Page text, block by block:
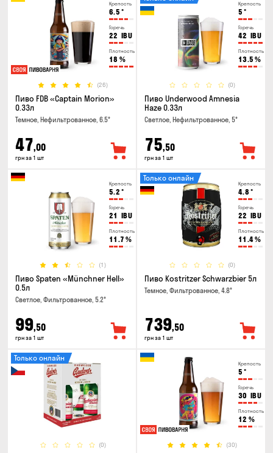
Крепость
6.5 °
Горечь
22 IBU
Плотность
18 %
(26)
Пиво FDB «Captain Morion»
0.33л
Темное, Нефильтрованное, 6.5°
47,00
грн за 1 шт
Крепость
5 °
Горечь
42 IBU
Плотность
13.5 %
(0)
Пиво Underwood Amnesia
Haze 0.33л
Светлое, Нефильтрованное, 5°
75,50
грн за 1 шт
Крепость
5.2 °
Горечь
21 IBU
Плотность
11.7 %
(1)
Пиво Spaten «Münchner Hell»
0.5л
Светлое, Фильтрованное, 5.2°
99,50
грн за 1 шт
Крепость
4.8 °
Горечь
22 IBU
Плотность
11.4%
(0)
Только онлайн
Пиво Kostritzer Schwarzbier 5л
Темное, Фильтрованное, 4.8°
739,50
грн за 1 шт
(0)
Только онлайн
Крепость
5 °
Горечь
30 IBU
Плотность
12 %
(30)